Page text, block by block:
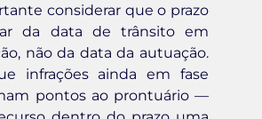
considerar que o prazo
da data de trânsito em
não da data da autuação.
infrações ainda em fase
pontos ao prontuário —